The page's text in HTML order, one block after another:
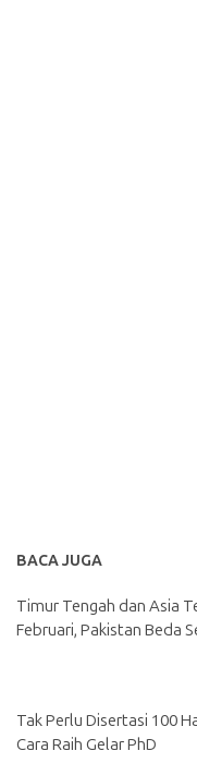
BACA JUGA
Timur Tengah dan Asia
Februari, Pakistan Beda
Tak Perlu Disertasi 100
Cara Raih Gelar PhD